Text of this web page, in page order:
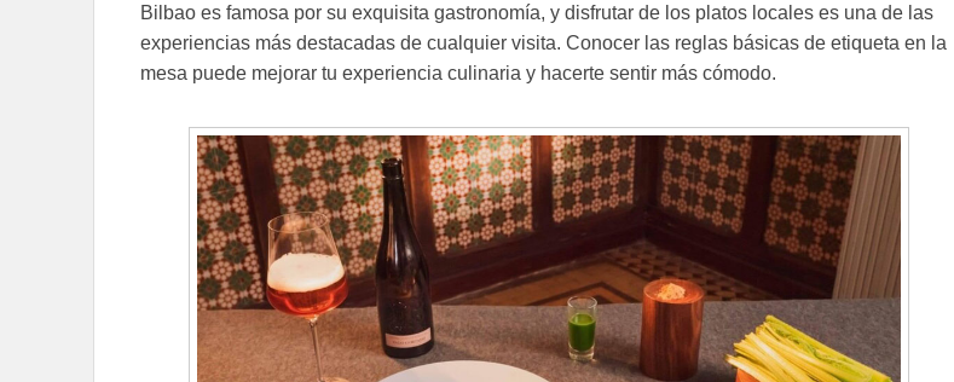
Bilbao es famosa por su exquisita gastronomía, y disfrutar de los platos locales es una de las
experiencias más destacadas de cualquier visita. Conocer las reglas básicas de etiqueta en la
mesa puede mejorar tu experiencia culinaria y hacerte sentir más cómodo.